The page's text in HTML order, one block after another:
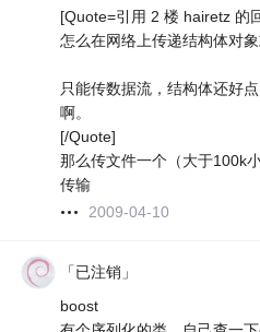
[Quote=引用 2 楼 hairetz 的
怎么在网络上传递结构体对
只能传数据流，结构体还好
啊。
[/Quote]
那么传文件一个（大于100k
传输
2009-04-10
「已注销」
boost